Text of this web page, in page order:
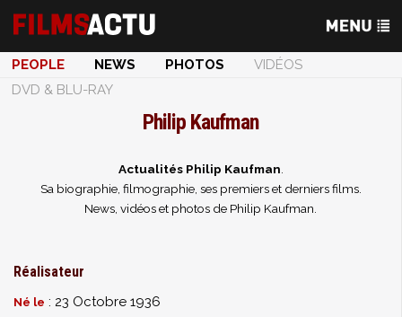
PEOPLE NEWS PHOTOS
VIDÉOS
DVD & BLU-RAY
Philip Kaufman
Actualités Philip Kaufman
Sa biographie, filmographie, ses premiers et derniers films.
News, vidéos et photos de Philip Kaufman.
Réalisateur
Né le : 23 Octobre 1936